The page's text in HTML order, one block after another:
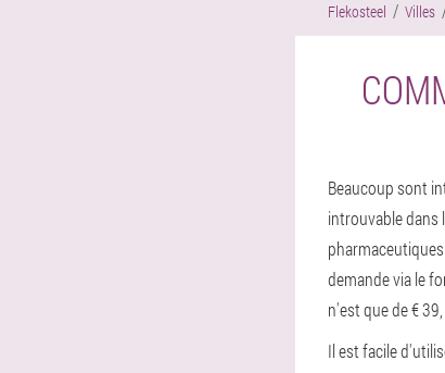
Flekosteel Villes
Beaucoup sont
introuvable dans
demande via le
n'est que de €
Il est facile